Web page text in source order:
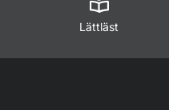
Lättläst